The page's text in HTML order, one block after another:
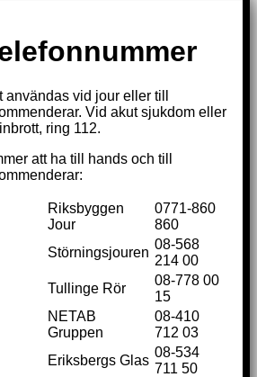
användas vid jour eller till
Vid akut sjukdom eller
ring 112.
att ha till hands och till
Riksbyggen
Jour
0771-860
860
Störningsjouren
08-568
214 00
Tullinge Rör
08-778 00
15
NETAB
Gruppen
08-410
712 03
Eriksbergs Glas
08-534
711 50